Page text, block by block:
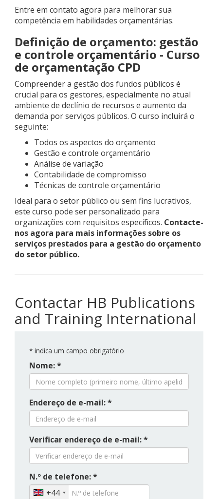
Entre em contato agora para melhorar sua
competência em habilidades orçamentárias.
Definição de orçamento: gestão
e controle orçamentário - Curso
de orçamentação CPD
Compreender a gestão dos fundos públicos é
crucial para os gestores, especialmente no atual
ambiente de declínio de recursos e aumento da
demanda por serviços públicos. O curso incluirá o
seguinte:
Todos os aspectos do orçamento
Gestão e controle orçamentário
Análise de variação
Contabilidade de compromisso
Técnicas de controle orçamentário
Ideal para o setor público ou sem fins lucrativos,
este curso pode ser personalizado para
organizações com requisitos específicos. Contacte-
nos agora para mais informações sobre os
serviços prestados para a gestão do orçamento
do setor público.
Contactar HB Publications
and Training International
* indica um campo obrigatório
Nome: *
Endereço de e-mail: *
Verificar endereço de e-mail: *
N.º de telefone: *
+44